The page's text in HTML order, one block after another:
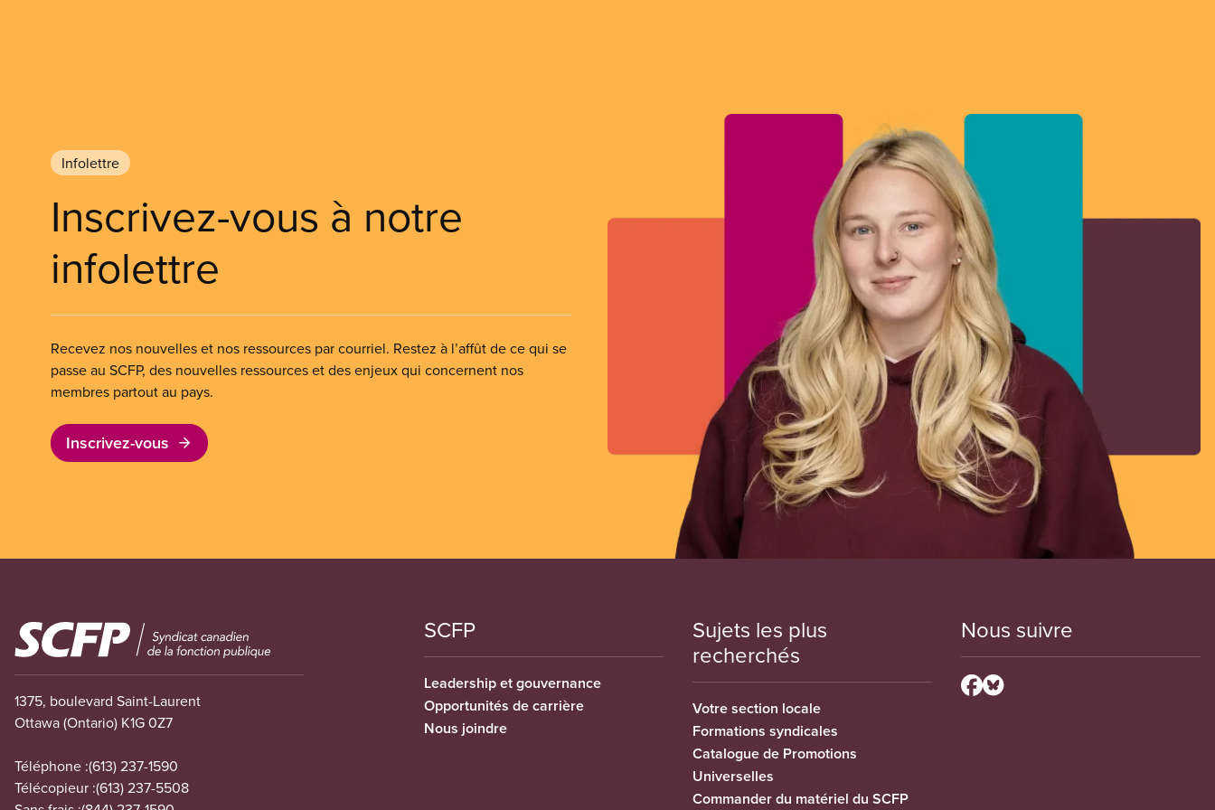
Infolettre
Inscrivez-vous à notre
infolettre
Recevez nos nouvelles et nos ressources par courriel. Restez à l’affût de ce qui se
passe au SCFP, des nouvelles ressources et des enjeux qui concernent nos
membres partout au pays.
Inscrivez-vous
Image
1375, boulevard Saint-Laurent
Ottawa (Ontario) K1G 0Z7
Téléphone :(613) 237-1590
Télécopieur :(613) 237-5508
SCFP
Leadership et gouvernance
Opportunités de carrière
Nous joindre
Sujets les plus
recherchés
Votre section locale
Formations syndicales
Catalogue de Promotions
Universelles
Commander du matériel du SCFP
Nous suivre